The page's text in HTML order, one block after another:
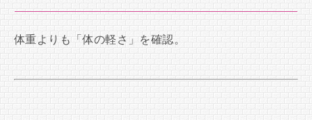
体重よりも「体の軽さ」を確認。